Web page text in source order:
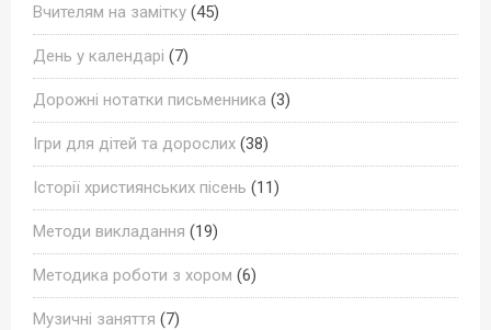
Вчителям на замітку (45)
День у календарі (7)
Дорожні нотатки письменника (3)
Ігри для дітей та дорослих (38)
Історії християнських пісень (11)
Методи викладання (19)
Методика роботи з хором (6)
Музичні заняття (7)